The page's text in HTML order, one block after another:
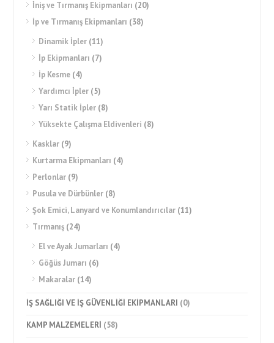
İniş ve Tırmanış Ekipmanları (20)
İp ve Tırmanış Ekipmanları (38)
Dinamik İpler (11)
İp Ekipmanları (7)
İp Kesme (4)
Yardımcı İpler (5)
Yarı Statik İpler (8)
Yüksekte Çalışma Eldivenleri (8)
Kasklar (9)
Kurtarma Ekipmanları (4)
Perlonlar (9)
Pusula ve Dürbünler (8)
Şok Emici, Lanyard ve Konumlandırıcılar (11)
Tırmanış (24)
El ve Ayak Jumarları (4)
Göğüs Jumarı (6)
Makaralar (14)
İŞ SAĞLIĞI VE İŞ GÜVENLİĞİ EKİPMANLARI (0)
KAMP MALZEMELERİ (58)